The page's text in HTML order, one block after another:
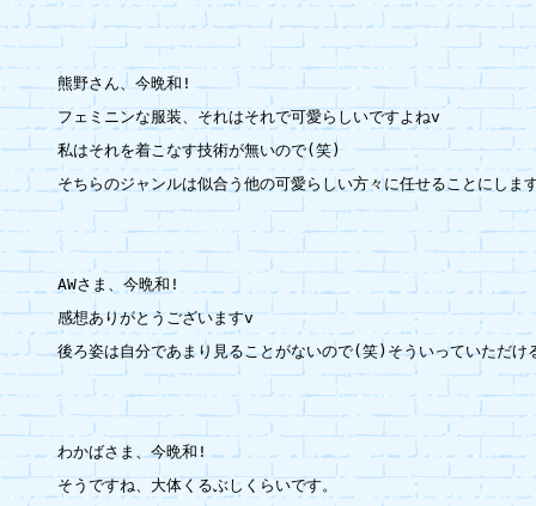
熊野さん、今晩和!
フェミニンな服装、それはそれで可愛らしいですよねv
私はそれを着こなす技術が無いので(笑)
そちらのジャンルは似合う他の可愛らしい方々に任せることにし
AWさま、今晩和!
感想ありがとうございますv
後ろ姿は自分であまり見ることがないので(笑)そういっていただけ
わかばさま、今晩和!
そうですね、大体くるぶしくらいです。